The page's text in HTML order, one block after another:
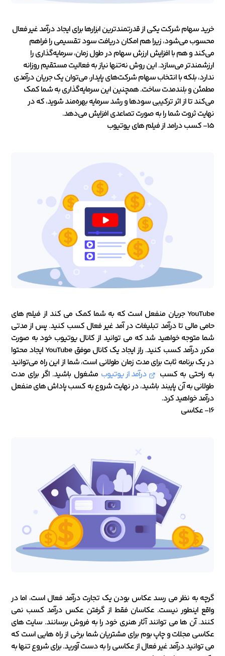
خرید سهام شرکت یکی از قدرتمندترین ابزارها برای ایجاد درآمد غیر فعال
محسوب می‌شود، زیرا هم امکان دریافت سود تقسیمی را فراهم
می‌کند و هم با افزایش ارزش سهام در طول زمان، سرمایه‌گذاری را
ارزشمندتر می‌سازد. این روش نه‌تنها نیاز به فعالیت مستقیم روزانه
ندارد، بلکه با انتخاب سهام شرکت‌های پایدار، می‌توان یک جریان درآمدی
مطمئن و بلندمدت ساخت. همچنین این سرمایه‌گذاری به شما کمک
می‌کند تا از اثر ترکیبی سودها و رشد سرمایه بهره‌مند شوید، که در
نهایت ثروت شما را به صورت تصاعدی افزایش می‌دهد.
15- کسب درامد از فیلم های یوتیوب
YouTube جریان منفعل است که به شما کمک می کند از فیلم های
حامی مالی تا درآمد تبلیغات در آمد غیر فعال کسب کنید. پس از مدتی
شما متوجه خواهید شد که می توانید از کانال یوتیوب خود به صورت
مکرر درآمد کسب کنید. راز ایجاد یک کانال موفق YouTube ایجاد محتوا
در یک برنامه ثابت برای مدت زمان طولانی است، شما از این راه می‌توانید
به راحتی به کسب
درآمد از یوتیوب مشغول باشید. اگر برای مدت
طولانی به آن پایبند باشید، در نهایت شروع به کسب پاداش های منفعل
درآمد خواهید کرد.
16- عکاسی
گرچه به نظر می رسد عکاس بودن یک تجارت درآمد فعال است، اما در
واقع اینطور نیست. عکاسان فقط از گرفتن عکس درآمد کسب نمی
کنند. آن ها می توانند آثار هنری خود را به فروش برسانند. سایت های
عکاسی مجلات و چاپ بوم برای مشتریان شما برخی از راه هایی است که
می توانید درآمد غیر فعال از عکاسی را به دست آورید. برای شروع تنها به